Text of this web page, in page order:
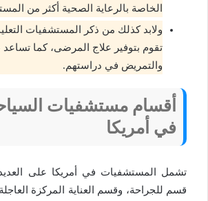
الخاصة بالرعاية الصحية أكثر من
ولابد كذلك من ذكر المستشفيات
تقوم بتوفير علاج المرضى، كما
والتمريض في دراستهم.
أقسام مستشفيات
في أمريكا
تشمل المستشفيات في أمريكا على
قسم للجراحة، وقسم العناية المركزة